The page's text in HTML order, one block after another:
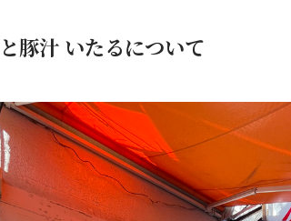
豚汁 いたるについて